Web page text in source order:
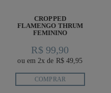
CROPPED
FLAMENGO THRUM
FEMININO
R$ 99,90
ou em 2x de R$ 49,95
COMPRAR